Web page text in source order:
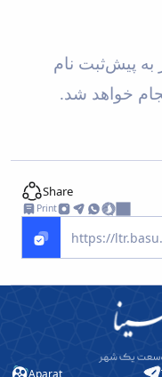
Studies
به پیش‌ثبت نام
خواهد شد.
Share
Print